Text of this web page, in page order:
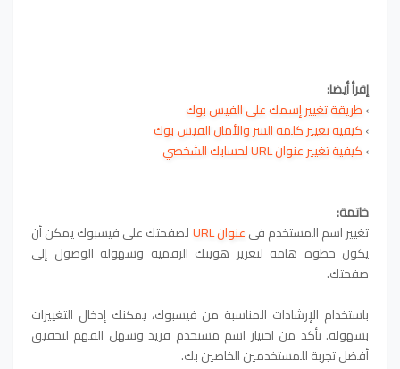
إقرأ أيضا:
›طريقة تغيير إسمك على الفيس بوك
›كيفية تغيير كلمة السر والأمان الفيس بوك
›كيفية تغيير عنوان URL لحسابك الشخصي
خاتمة:
تغيير اسم المستخدم فيعنوان URL
لصفحتك على فيسبوك يمكن أن
يكون خطوة هامة لتعزيز هويتك الرقمية وسهولة الوصول إلى
صفحتك.
باستخدام الإرشادات المناسبة من فيسبوك، يمكنك إدخال التغييرات
بسهولة. تأكد من اختيار اسم مستخدم فريد وسهل الفهم لتحقيق
أفضل تجربة للمستخدمين الخاصين بك.